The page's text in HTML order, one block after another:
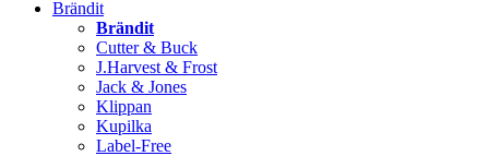
Brändit
Brändit
Cutter & Buck
J.Harvest & Frost
Jack & Jones
Klippan
Kupilka
Label-Free